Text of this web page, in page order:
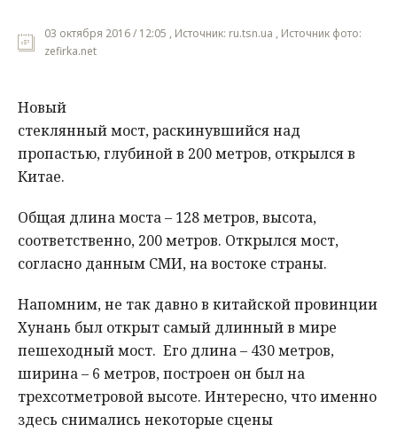
03 октября 2016 / 12:05 , Источник: ru.tsn.ua , Источник фото:
zefirka.net
Новый
стеклянный мост, раскинувшийся над
пропастью, глубиной в 200 метров, открылся в
Китае.
Общая длина моста – 128 метров, высота,
соответственно, 200 метров. Открылся мост,
согласно данным СМИ, на востоке страны.
Напомним, не так давно в китайской провинции
Хунань был открыт самый длинный в мире
пешеходный мост. Его длина – 430 метров,
ширина – 6 метров, построен он был на
трехсотметровой высоте. Интересно, что именно
здесь снимались некоторые сцены